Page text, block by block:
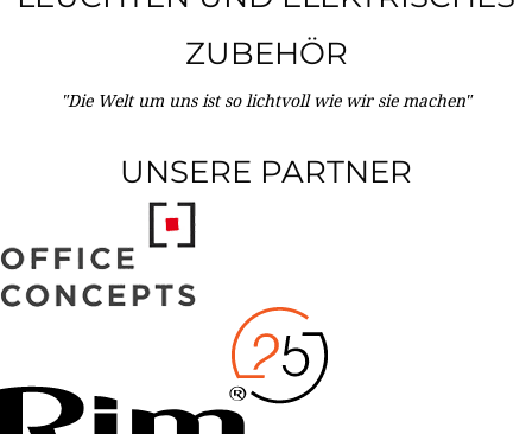
ZUBEHÖR
"Die Welt um uns ist so lichtvoll wie wir sie machen"
UNSERE PARTNER